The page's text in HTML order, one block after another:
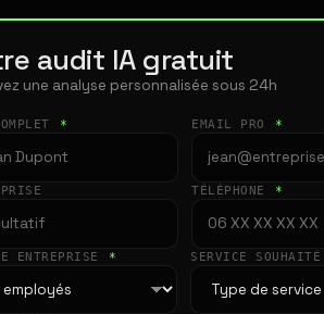
audit IA gratuit
une analyse personnalisée sous 24h
* EMAIL PRO *
TÉLÉPHONE *
ENTREPRISE * SERVICE SOUHAITÉ